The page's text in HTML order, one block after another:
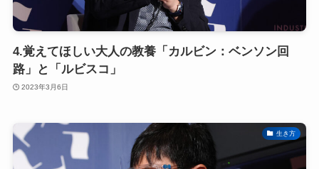
4.覚えてほしい大人の教養「カルビン：ベンソン回
路」と「ルビスコ」
2023年3月6日
生き方